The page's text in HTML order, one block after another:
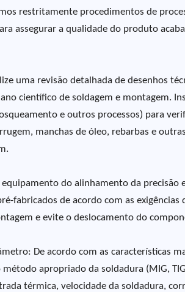
restritamente procedimentos de
assegurar a qualidade do produto
uma revisão detalhada de desenhos
científico de soldagem e montagem.
e outros processos) para
manchas de óleo, rebarbas e
do alinhamento da precisão
fabricados de acordo com as exigências
e evite o deslocamento do
De acordo com as características
apropriado da soldadura (MIG,
térmica, velocidade da soldadura,